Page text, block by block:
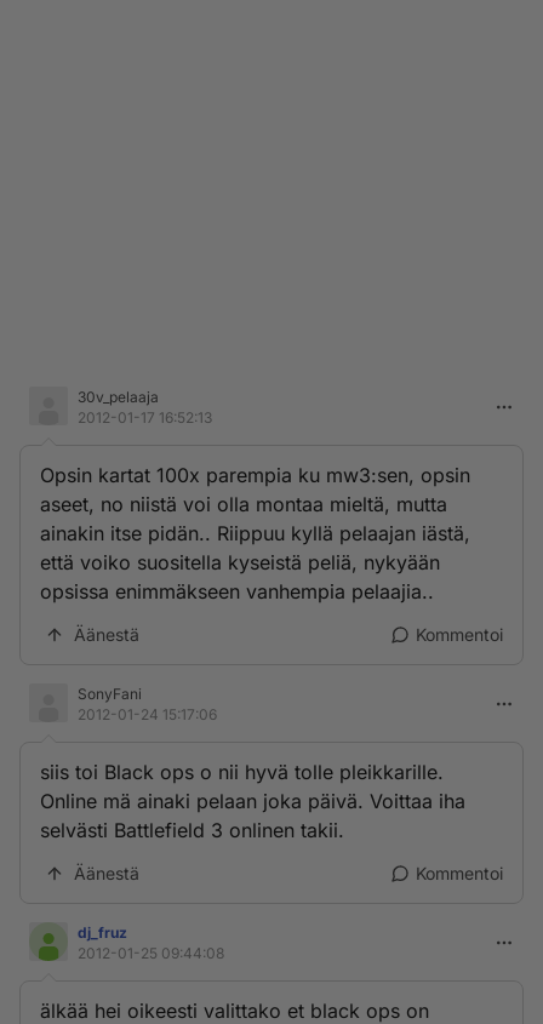
30v_pelaaja
2012-01-17 16:52:13
Opsin kartat 100x parempia ku mw3:sen, opsin
aseet, no niistä voi olla montaa mieltä, mutta
ainakin itse pidän.. Riippuu kyllä pelaajan iästä,
että voiko suositella kyseistä peliä, nykyään
opsissa enimmäkseen vanhempia pelaajia..
Äänestä Kommentoi
SonyFani
2012-01-24 15:17:06
siis toi Black ops o nii hyvä tolle pleikkarille.
Online mä ainaki pelaan joka päivä. Voittaa iha
selvästi Battlefield 3 onlinen takii.
Äänestä Kommentoi
dj_fruz
2012-01-25 09:44:08
älkää hei oikeesti valittako et black ops on